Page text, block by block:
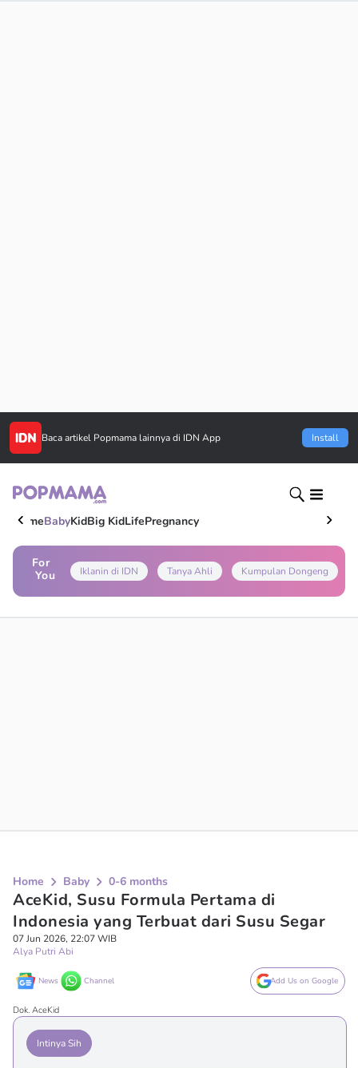
Baca artikel Popmama lainnya di IDN App Install
HomeBabyKidBig KidLifePregnancy
For
You
Iklanin di IDN Tanya Ahli Kumpulan Dongeng
Home Baby 0-6 months
AceKid, Susu Formula Pertama di
Indonesia yang Terbuat dari Susu Segar
07 Jun 2026, 22:07 WIB
Alya Putri Abi
News Channel Add Us on Google
Dok. AceKid
Intinya Sih